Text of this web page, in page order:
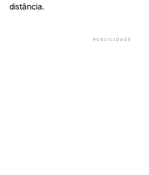
distância.
PUBLICIDADE